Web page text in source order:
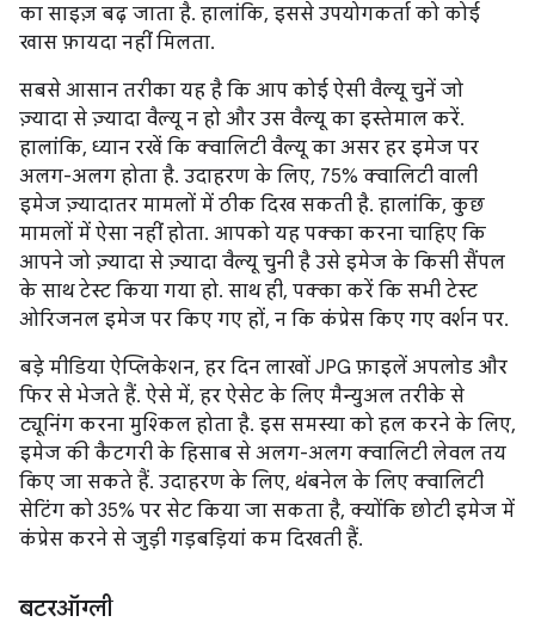
का साइज़ बढ़ जाता है. हालांकि, इससे उपयोगकर्ता को कोई
खास फ़ायदा नहीं मिलता.
सबसे आसान तरीका यह है कि आप कोई ऐसी वैल्यू चुनें जो
ज़्यादा से ज़्यादा वैल्यू न हो और उस वैल्यू का इस्तेमाल करें.
हालांकि, ध्यान रखें कि क्वालिटी वैल्यू का असर हर इमेज पर
अलग-अलग होता है. उदाहरण के लिए, 75% क्वालिटी वाली
इमेज ज़्यादातर मामलों में ठीक दिख सकती है. हालांकि, कुछ
मामलों में ऐसा नहीं होता. आपको यह पक्का करना चाहिए कि
आपने जो ज़्यादा से ज़्यादा वैल्यू चुनी है उसे इमेज के किसी सैंपल
के साथ टेस्ट किया गया हो. साथ ही, पक्का करें कि सभी टेस्ट
ओरिजनल इमेज पर किए गए हों, न कि कंप्रेस किए गए वर्शन पर.
बड़े मीडिया ऐप्लिकेशन, हर दिन लाखों JPG फ़ाइलें अपलोड और
फिर से भेजते हैं. ऐसे में, हर ऐसेट के लिए मैन्युअल तरीके से
ट्यूनिंग करना मुश्किल होता है. इस समस्या को हल करने के लिए,
इमेज की कैटगरी के हिसाब से अलग-अलग क्वालिटी लेवल तय
किए जा सकते हैं. उदाहरण के लिए, थंबनेल के लिए क्वालिटी
सेटिंग को 35% पर सेट किया जा सकता है, क्योंकि छोटी इमेज में
कंप्रेस करने से जुड़ी गड़बड़ियां कम दिखती हैं.
बटरऑग्ली